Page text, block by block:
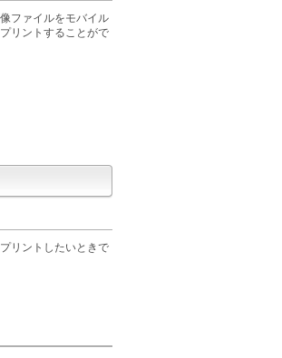
ファイルをモバイル
リントすることがで
リントしたいときで